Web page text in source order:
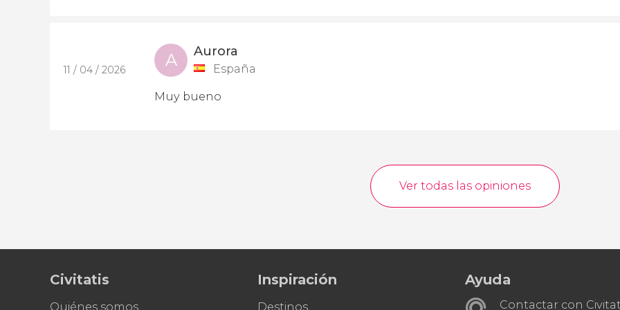
11 / 04 / 2026 A Aurora
España
Muy bueno
Ver todas las opiniones
Civitatis
Quiénes somos
Inspiración
Destinos
Ayuda
Contactar con